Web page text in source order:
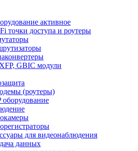
активное
точки доступа и роутеры
GBIC модули
(роутеры)
оборудование
для видеонаблюдения
данных